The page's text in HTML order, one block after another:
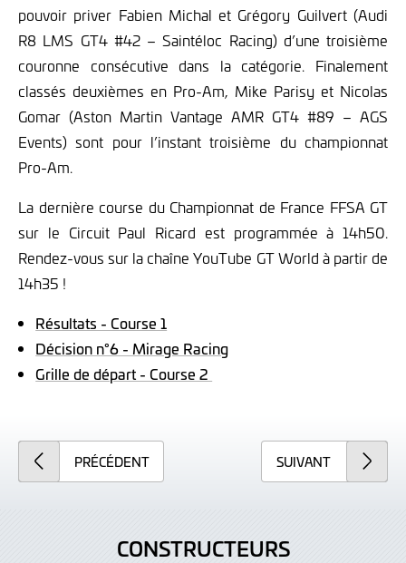
pouvoir priver Fabien Michal et Grégory Guilvert (Audi
R8 LMS GT4 #42 – Saintéloc Racing) d’une troisième
couronne consécutive dans la catégorie. Finalement
classés deuxièmes en Pro-Am, Mike Parisy et Nicolas
Gomar (Aston Martin Vantage AMR GT4 #89 – AGS
Events) sont pour l’instant troisième du championnat
Pro-Am.
La dernière course du Championnat de France FFSA GT
sur le Circuit Paul Ricard est programmée à 14h50.
Rendez-vous sur la chaîne YouTube GT World à partir de
14h35 !
Résultats - Course 1
Décision n°6 - Mirage Racing
Grille de départ - Course 2
PRÉCÉDENT SUIVANT
CONSTRUCTEURS